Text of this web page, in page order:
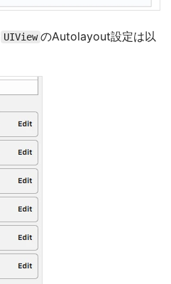
UIView のAutolayout設定は以